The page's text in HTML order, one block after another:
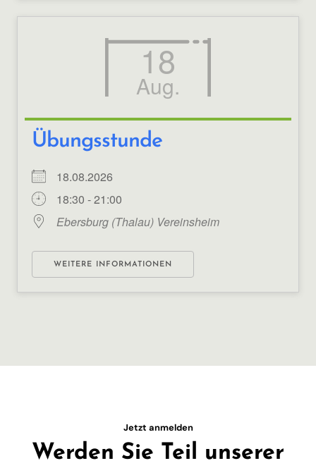
18
Aug.
Übungsstunde
18.08.2026
18:30 - 21:00
Ebersburg (Thalau) Vereinsheim
WEITERE INFORMATIONEN
Jetzt anmelden
Werden Sie Teil unserer